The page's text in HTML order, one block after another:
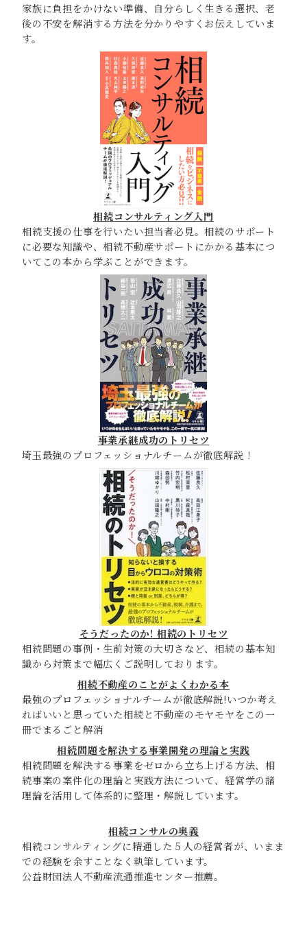
家族に負担をかけない準備、自分らしく生きる選択、老
後の不安を解消する方法を分かりやすくお伝えしていま
す。
相続コンサルティング入門
相続支援の仕事を行いたい担当者必見。相続のサポート
に必要な知識や、相続不動産サポートにかかる基本につ
いてこの本から学ぶことができます。
事業承継成功のトリセツ
埼玉最強のプロフェッショナルチームが徹底解説！
そうだったのか! 相続のトリセツ
相続問題の事例・生前対策の大切さなど、相続の基本知
識から対策まで幅広くご説明しております。
相続不動産のことがよくわかる本
最強のプロフェッショナルチームが徹底解説!いつか考え
ればいいと思っていた相続と不動産のモヤモヤをこの一
冊でまるごと解消
相続問題を解決する事業開発の理論と実践
相続問題を解決する事業をゼロから立ち上げる方法、相
続事案の案件化の理論と実践方法について、経営学の諸
理論を活用して体系的に整理・解説しています。
相続コンサルの奥義
相続コンサルティングに精通した５人の経営者が、いまま
での経験を余すことなく執筆しています。
公益財団法人不動産流通推進センター推薦。